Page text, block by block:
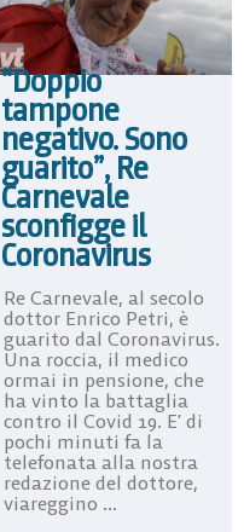
“Doppio
tampone
negativo. Sono
guarito”, Re
Carnevale
sconfigge il
Coronavirus
Re Carnevale, al secolo
dottor Enrico Petri, è
guarito dal Coronavirus.
Una roccia, il medico
ormai in pensione, che
ha vinto la battaglia
contro il Covid 19. E’ di
pochi minuti fa la
telefonata alla nostra
redazione del dottore,
viareggino ...